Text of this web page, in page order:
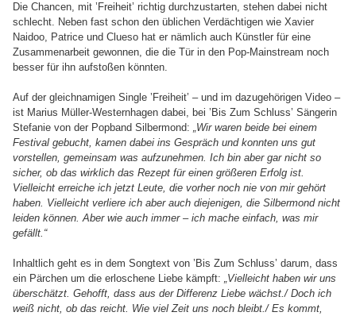
Die Chancen, mit ’Freiheit’ richtig durchzustarten, stehen dabei nicht
schlecht. Neben fast schon den üblichen Verdächtigen wie Xavier
Naidoo, Patrice und Clueso hat er nämlich auch Künstler für eine
Zusammenarbeit gewonnen, die die Tür in den Pop-Mainstream noch
besser für ihn aufstoßen könnten.
Auf der gleichnamigen Single ’Freiheit’ – und im dazugehörigen Video –
ist Marius Müller-Westernhagen dabei, bei ’Bis Zum Schluss’ Sängerin
Stefanie von der Popband Silbermond: „Wir waren beide bei einem
Festival gebucht, kamen dabei ins Gespräch und konnten uns gut
vorstellen, gemeinsam was aufzunehmen. Ich bin aber gar nicht so
sicher, ob das wirklich das Rezept für einen größeren Erfolg ist.
Vielleicht erreiche ich jetzt Leute, die vorher noch nie von mir gehört
haben. Vielleicht verliere ich aber auch diejenigen, die Silbermond nicht
leiden können. Aber wie auch immer – ich mache einfach, was mir
gefällt.“
Inhaltlich geht es in dem Songtext von ’Bis Zum Schluss’ darum, dass
ein Pärchen um die erloschene Liebe kämpft: „Vielleicht haben wir uns
überschätzt. Gehofft, dass aus der Differenz Liebe wächst./ Doch ich
weiß nicht, ob das reicht. Wie viel Zeit uns noch bleibt./ Es kommt,